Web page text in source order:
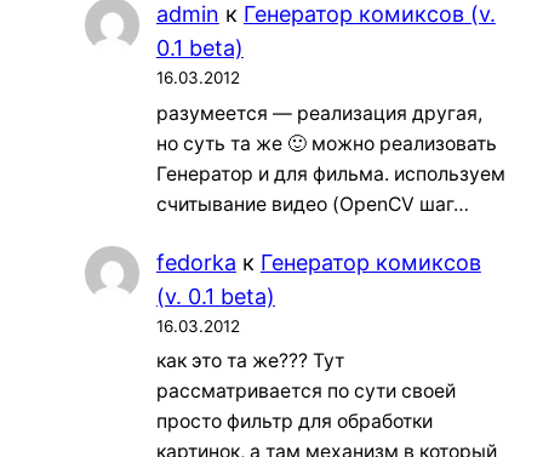
admin к Генератор комиксов (v.
0.1 beta)
16.03.2012
разумеется — реализация другая,
но суть та же 🙂 можно реализовать
Генератор и для фильма. используем
считывание видео (OpenCV шаг…
fedorka к Генератор комиксов
(v. 0.1 beta)
16.03.2012
как это та же??? Тут
рассматривается по сути своей
просто фильтр для обработки
картинок, а там механизм в который